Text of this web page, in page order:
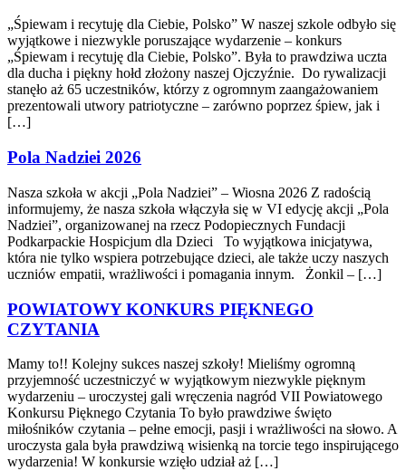
„Śpiewam i recytuję dla Ciebie, Polsko” W naszej szkole odbyło się
wyjątkowe i niezwykle poruszające wydarzenie – konkurs
„Śpiewam i recytuję dla Ciebie, Polsko”. Była to prawdziwa uczta
dla ducha i piękny hołd złożony naszej Ojczyźnie. Do rywalizacji
stanęło aż 65 uczestników, którzy z ogromnym zaangażowaniem
prezentowali utwory patriotyczne – zarówno poprzez śpiew, jak i
[…]
Pola Nadziei 2026
Nasza szkoła w akcji „Pola Nadziei” – Wiosna 2026 Z radością
informujemy, że nasza szkoła włączyła się w VI edycję akcji „Pola
Nadziei”, organizowanej na rzecz Podopiecznych Fundacji
Podkarpackie Hospicjum dla Dzieci To wyjątkowa inicjatywa,
która nie tylko wspiera potrzebujące dzieci, ale także uczy naszych
uczniów empatii, wrażliwości i pomagania innym. Żonkil – […]
POWIATOWY KONKURS PIĘKNEGO
CZYTANIA
Mamy to!! Kolejny sukces naszej szkoły! Mieliśmy ogromną
przyjemność uczestniczyć w wyjątkowym niezwykle pięknym
wydarzeniu – uroczystej gali wręczenia nagród VII Powiatowego
Konkursu Pięknego Czytania To było prawdziwe święto
miłośników czytania – pełne emocji, pasji i wrażliwości na słowo. A
uroczysta gala była prawdziwą wisienką na torcie tego inspirującego
wydarzenia! W konkursie wzięło udział aż […]